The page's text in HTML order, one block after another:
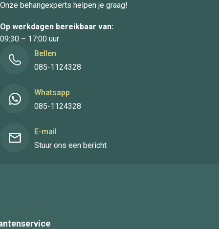
Onze behangexperts helpen je graag!
Op werkdagen bereikbaar van:
09:30 – 17:00 uur
Bellen
085-1124328
Whatsapp
085-1124328
E-mail
Stuur ons een bericht